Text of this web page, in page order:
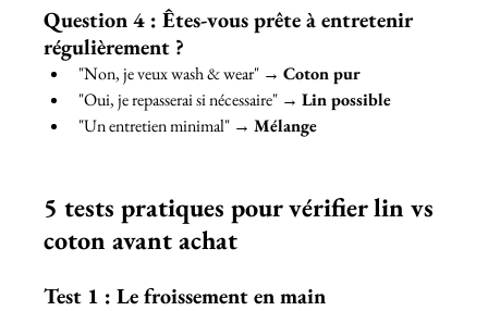
Question 4 : Êtes-vous prête à entretenir
régulièrement ?
"Non, je veux wash & wear" → Coton pur
"Oui, je repasserai si nécessaire" → Lin possible
"Un entretien minimal" → Mélange
5 tests pratiques pour vérifier lin vs
coton avant achat
Test 1 : Le froissement en main